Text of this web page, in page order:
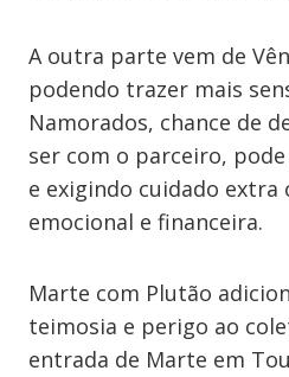
A outra parte vem de
podendo trazer mais
Namorados, chance de
ser com o parceiro,
e exigindo cuidado extra
emocional e financeira.
Marte com Plutão
teimosia e perigo ao
entrada de Marte em